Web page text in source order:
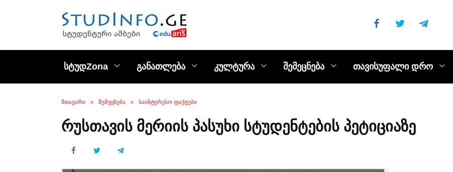
სტუდZona განათლება კულტურა შემეცნება თავისუფალი დრო
ᲛᲗᲐᲕᲐᲠᲘ » ᲨᲔᲛᲔᲪᲜᲔᲑᲐ » ᲡᲐᲘᲜᲢᲔᲠᲔᲡᲝ ᲤᲐᲥᲢᲔᲑᲘ
რუსთავის მერიის პასუხი სტუდენტების პეტიციაზე